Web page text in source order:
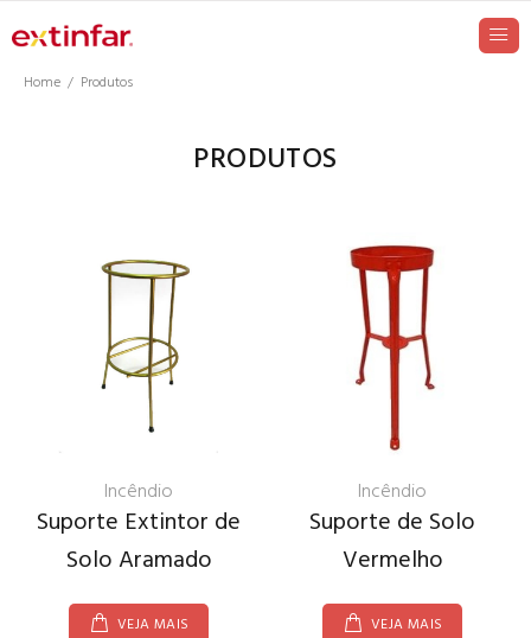
Home Produtos
PRODUTOS
Incêndio
Suporte Extintor de
Solo Aramado
VEJA MAIS
Incêndio
Suporte de Solo
Vermelho
VEJA MAIS